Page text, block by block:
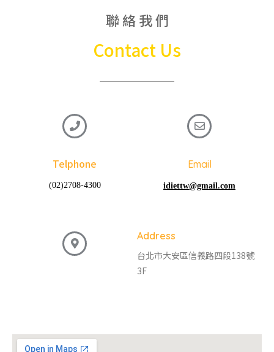
聯 絡 我 們
Contact Us
Telphone
(02)2708-4300
Email
idiettw@gmail.com
Address
台北市大安區信義路四段138號
3F